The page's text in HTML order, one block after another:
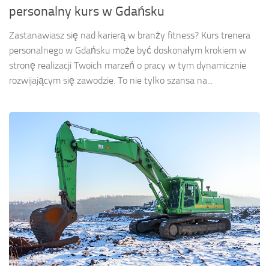
personalny kurs w Gdańsku
Zastanawiasz się nad karierą w branży fitness? Kurs trenera
personalnego w Gdańsku może być doskonałym krokiem w
stronę realizacji Twoich marzeń o pracy w tym dynamicznie
rozwijającym się zawodzie. To nie tylko szansa na...